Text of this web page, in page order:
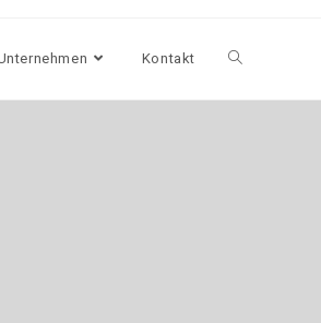
Kontakt